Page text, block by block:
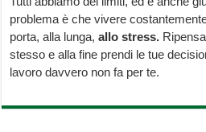
problema è che vivere
porta, alla lunga,allo stress.
stesso e alla fine prendi le tue
lavoro davvero non fa per te.